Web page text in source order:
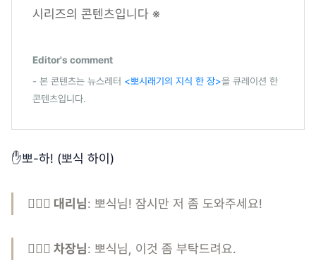
시리즈의 콘텐츠입니다 ※
Editor's comment
- 본 콘텐츠는 뉴스레터 <뽀시래기의 지식 한 장>을 큐레이션 한
콘텐츠입니다.
✋뽀-하! (뽀식 하이)
🙋🏻‍♂️ 대리님: 뽀식님! 잠시만 저 좀 도와주세요!
👱🏻‍♀️ 차장님: 뽀식님, 이것 좀 부탁드려요.